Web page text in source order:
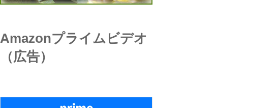
Amazonプライムビデオ
（広告）